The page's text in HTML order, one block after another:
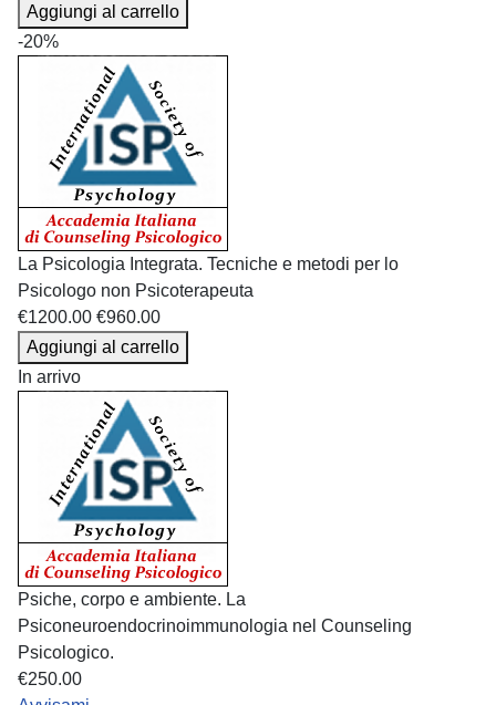
Aggiungi al carrello
-20%
La Psicologia Integrata. Tecniche e metodi per lo
Psicologo non Psicoterapeuta
€1200.00 €960.00
Aggiungi al carrello
In arrivo
Psiche, corpo e ambiente. La
Psiconeuroendocrinoimmunologia nel Counseling
Psicologico.
€250.00